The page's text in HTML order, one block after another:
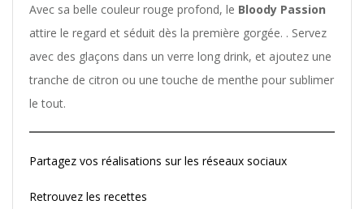
Avec sa belle couleur rouge profond, le Bloody Passion
attire le regard et séduit dès la première gorgée. . Servez
avec des glaçons dans un verre long drink, et ajoutez une
tranche de citron ou une touche de menthe pour sublimer
le tout.
Partagez vos réalisations sur les réseaux sociaux
Retrouvez les recettes